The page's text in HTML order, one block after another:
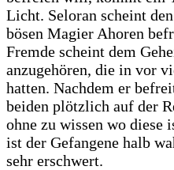
Licht. Seloran scheint
bösen Magier Ahoren
Fremde scheint dem
anzugehören, die in vor
hatten. Nachdem er
beiden plötzlich auf der
ohne zu wissen wo diese
ist der Gefangene halb
sehr erschwert.